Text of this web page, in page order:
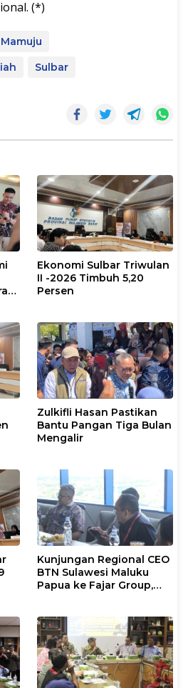
(*)
Mamuju
Sulbar
Ekonomi Sulbar Triwulan
II -2026 Timbuh 5,20
Persen
Zulkifli Hasan Pastikan
Bantu Pangan Tiga Bulan
Mengalir
Kunjungan Regional CEO
BTN Sulawesi Maluku
Papua ke Fajar Group,
Dunia